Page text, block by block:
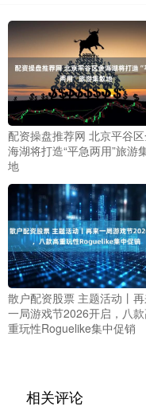
配资操盘推荐网 北京平谷
海湖将打造“平急两用”旅游
地
散户配资股票 主题活动丨
一局游戏节2026开启，八
重玩性Roguelike集中促销
相关评论